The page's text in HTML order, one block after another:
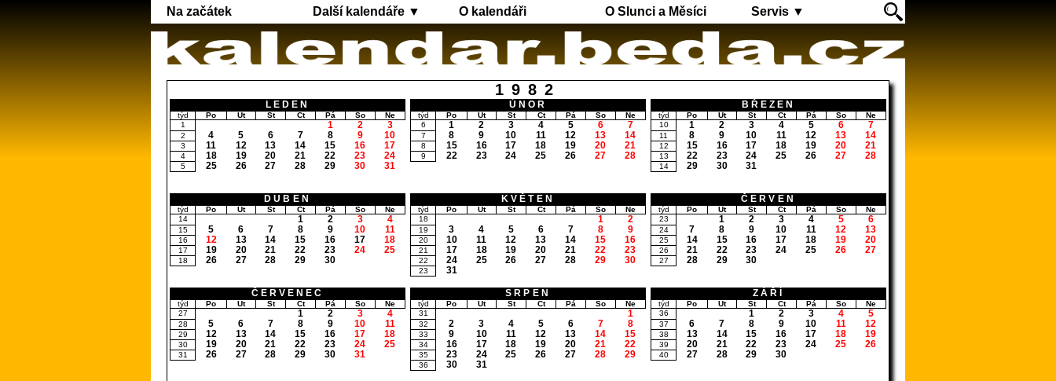
Na začátek Další kalendáře ▼ O kalendáři O Slunci a Měsíci Servis ▼
1982
LEDEN
týd Po Út St Čt Pá So
Ne
1
1 2 3
2 4 5 6 7 8 9 10
3 11 12 13 14 15 16 17
4 18 19 20 21 22 23 24
5 25 26 27 28 29 30 31
ÚNOR
týd Po Út St Čt Pá So
Ne
6
1 2 3 4 5 6 7
7 8 9 10 11 12 13 14
8 15 16 17 18 19 20 21
9 22 23 24 25 26 27 28
BŘEZEN
týd Po Út St Čt Pá So
Ne
10
1 2 3 4 5 6 7
11 8 9 10 11 12 13 14
12 15 16 17 18 19 20 21
13 22 23 24 25 26 27 28
14 29 30 31
DUBEN
týd Po Út St Čt Pá So
Ne
14
1 2 3 4
15 5 6 7 8 9 10 11
16 12 13 14 15 16 17 18
17 19 20 21 22 23 24 25
18 26 27 28 29 30
KVĚTEN
týd Po Út St Čt Pá So
Ne
18
1 2
19 3 4 5 6 7 8 9
20 10 11 12 13 14 15 16
21 17 18 19 20 21 22 23
22 24 25 26 27 28 29 30
23 31
ČERVEN
týd Po Út St Čt Pá So
Ne
23
1 2 3 4 5 6
24 7 8 9 10 11 12 13
25 14 15 16 17 18 19 20
26 21 22 23 24 25 26 27
27 28 29 30
ČERVENEC
týd Po Út St Čt Pá So
Ne
27
1 2 3 4
28 5 6 7 8 9 10 11
29 12 13 14 15 16 17 18
30 19 20 21 22 23 24 25
31 26 27 28 29 30 31
SRPEN
týd Po Út St Čt Pá So
Ne
31
1
32 2 3 4 5 6 7 8
33 9 10 11 12 13 14 15
34 16 17 18 19 20 21 22
35 23 24 25 26 27 28 29
36 30 31
ZÁŘÍ
týd Po Út St Čt Pá So
Ne
36
1 2 3 4 5
37 6 7 8 9 10 11 12
38 13 14 15 16 17 18 19
39 20 21 22 23 24 25 26
40 27 28 29 30